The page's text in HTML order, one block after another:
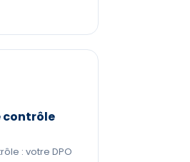
contrôle
: votre DPO